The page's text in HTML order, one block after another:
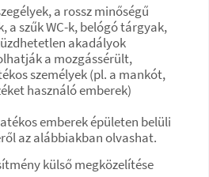
a rossz minőségű
a szűk WC-k, belógó tárgyak,
akadályok
a mozgássérült,
személyek (pl. a mankót,
használó emberek)
emberek épületen belüli
az alábbiakban olvashat.
külső megközelítése